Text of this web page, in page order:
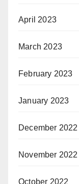
April 2023
March 2023
February 2023
January 2023
December 2022
November 2022
October 2022